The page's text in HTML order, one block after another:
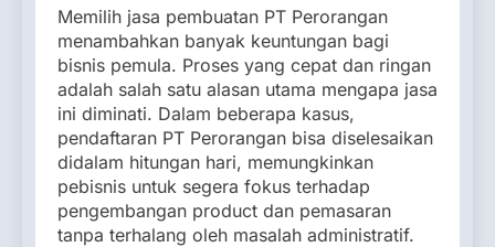
Memilih jasa pembuatan PT Perorangan
menambahkan banyak keuntungan bagi
bisnis pemula. Proses yang cepat dan ringan
adalah salah satu alasan utama mengapa jasa
ini diminati. Dalam beberapa kasus,
pendaftaran PT Perorangan bisa diselesaikan
didalam hitungan hari, memungkinkan
pebisnis untuk segera fokus terhadap
pengembangan product dan pemasaran
tanpa terhalang oleh masalah administratif.